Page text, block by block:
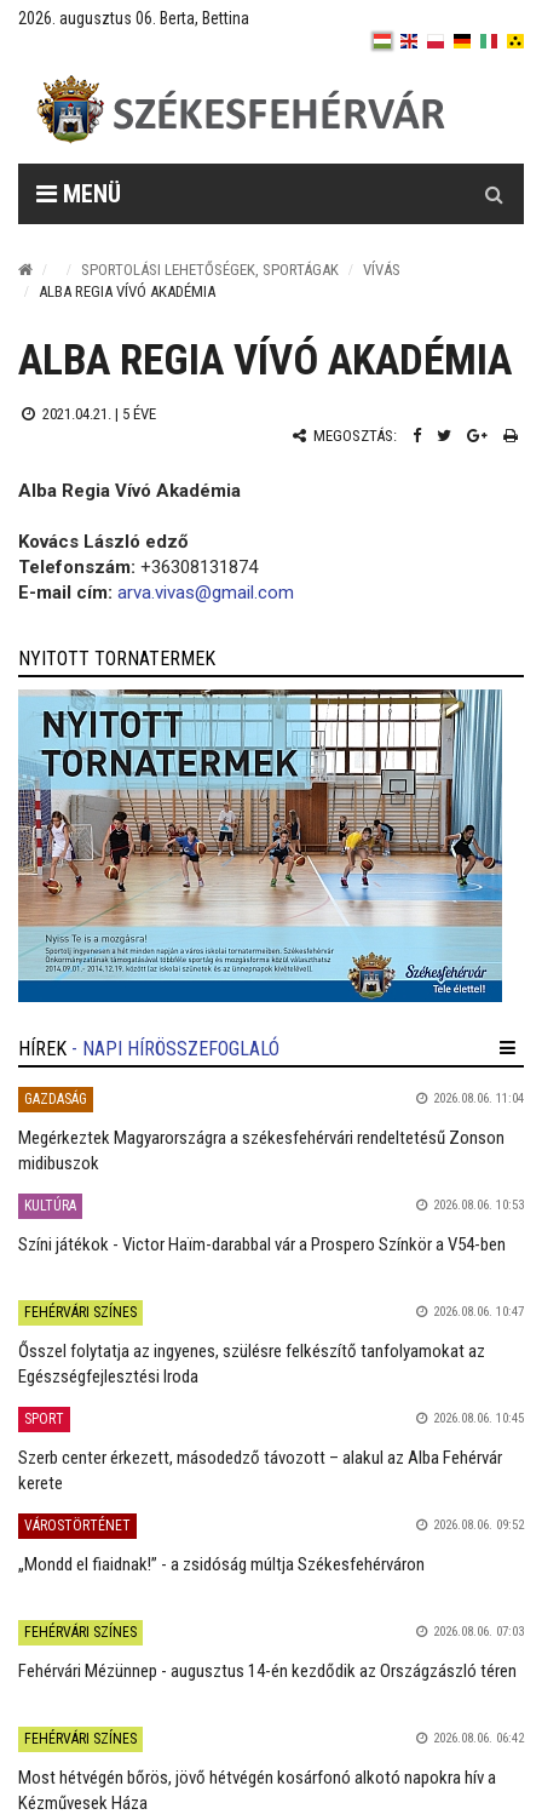
2026. augusztus 06. Berta, Bettina
MENÜ
SPORTOLÁSI LEHETŐSÉGEK, SPORTÁGAK
VÍVÁS
ALBA REGIA VÍVÓ AKADÉMIA
ALBA REGIA VÍVÓ AKADÉMIA
2021.04.21. | 5 ÉVE
MEGOSZTÁS:
Alba Regia Vívó Akadémia
Kovács László edző
Telefonszám: +36308131874
E-mail cím: arva.vivas@gmail.com
NYITOTT TORNATERMEK
HÍREK - NAPI HÍRÖSSZEFOGLALÓ
GAZDASÁG 2026.08.06. 11:04
Megérkeztek Magyarországra a székesfehérvári rendeltetésű Zonson
midibuszok
KULTÚRA 2026.08.06. 10:53
Színi játékok - Victor Haïm-darabbal vár a Prospero Színkör a V54-ben
FEHÉRVÁRI SZÍNES 2026.08.06. 10:47
Ősszel folytatja az ingyenes, szülésre felkészítő tanfolyamokat az
Egészségfejlesztési Iroda
SPORT 2026.08.06. 10:45
Szerb center érkezett, másodedző távozott – alakul az Alba Fehérvár
kerete
VÁROSTÖRTÉNET 2026.08.06. 09:52
„Mondd el fiaidnak!” - a zsidóság múltja Székesfehérváron
FEHÉRVÁRI SZÍNES 2026.08.06. 07:03
Fehérvári Mézünnep - augusztus 14-én kezdődik az Országzászló téren
FEHÉRVÁRI SZÍNES 2026.08.06. 06:42
Most hétvégén bőrös, jövő hétvégén kosárfonó alkotó napokra hív a
Kézművesek Háza